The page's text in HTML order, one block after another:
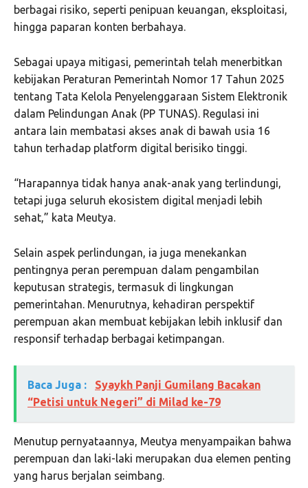
berbagai risiko, seperti penipuan keuangan, eksploitasi,
hingga paparan konten berbahaya.
Sebagai upaya mitigasi, pemerintah telah menerbitkan
kebijakan Peraturan Pemerintah Nomor 17 Tahun 2025
tentang Tata Kelola Penyelenggaraan Sistem Elektronik
dalam Pelindungan Anak (PP TUNAS). Regulasi ini
antara lain membatasi akses anak di bawah usia 16
tahun terhadap platform digital berisiko tinggi.
“Harapannya tidak hanya anak-anak yang terlindungi,
tetapi juga seluruh ekosistem digital menjadi lebih
sehat,” kata Meutya.
Selain aspek perlindungan, ia juga menekankan
pentingnya peran perempuan dalam pengambilan
keputusan strategis, termasuk di lingkungan
pemerintahan. Menurutnya, kehadiran perspektif
perempuan akan membuat kebijakan lebih inklusif dan
responsif terhadap berbagai ketimpangan.
Baca Juga :
Syaykh Panji Gumilang Bacakan
“Petisi untuk Negeri” di Milad ke-79
Menutup pernyataannya, Meutya menyampaikan bahwa
perempuan dan laki-laki merupakan dua elemen penting
yang harus berjalan seimbang.